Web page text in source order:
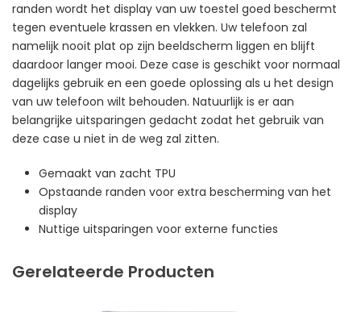
randen wordt het display van uw toestel goed beschermt
tegen eventuele krassen en vlekken. Uw telefoon zal
namelijk nooit plat op zijn beeldscherm liggen en blijft
daardoor langer mooi. Deze case is geschikt voor normaal
dagelijks gebruik en een goede oplossing als u het design
van uw telefoon wilt behouden. Natuurlijk is er aan
belangrijke uitsparingen gedacht zodat het gebruik van
deze case u niet in de weg zal zitten.
Gemaakt van zacht TPU
Opstaande randen voor extra bescherming van het
display
Nuttige uitsparingen voor externe functies
Gerelateerde Producten